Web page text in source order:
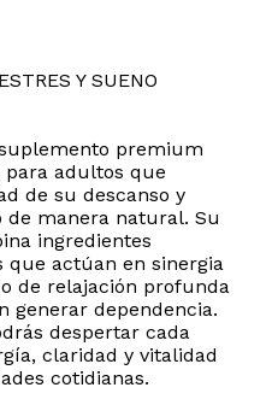
Y SUENO
premium
para adultos que
de su descanso y
de manera natural. Su
ingredientes
actúan en sinergia
de relajación profunda
generar dependencia.
despertar cada
claridad y vitalidad
cotidianas.